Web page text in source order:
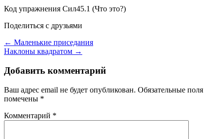
Код упражнения Сил45.1 (Что это?)
Поделиться с друзьями
← Маленькие приседания
Наклоны квадратом →
Добавить комментарий
Ваш адрес email не будет опубликован. Обязательные поля
помечены *
Комментарий *